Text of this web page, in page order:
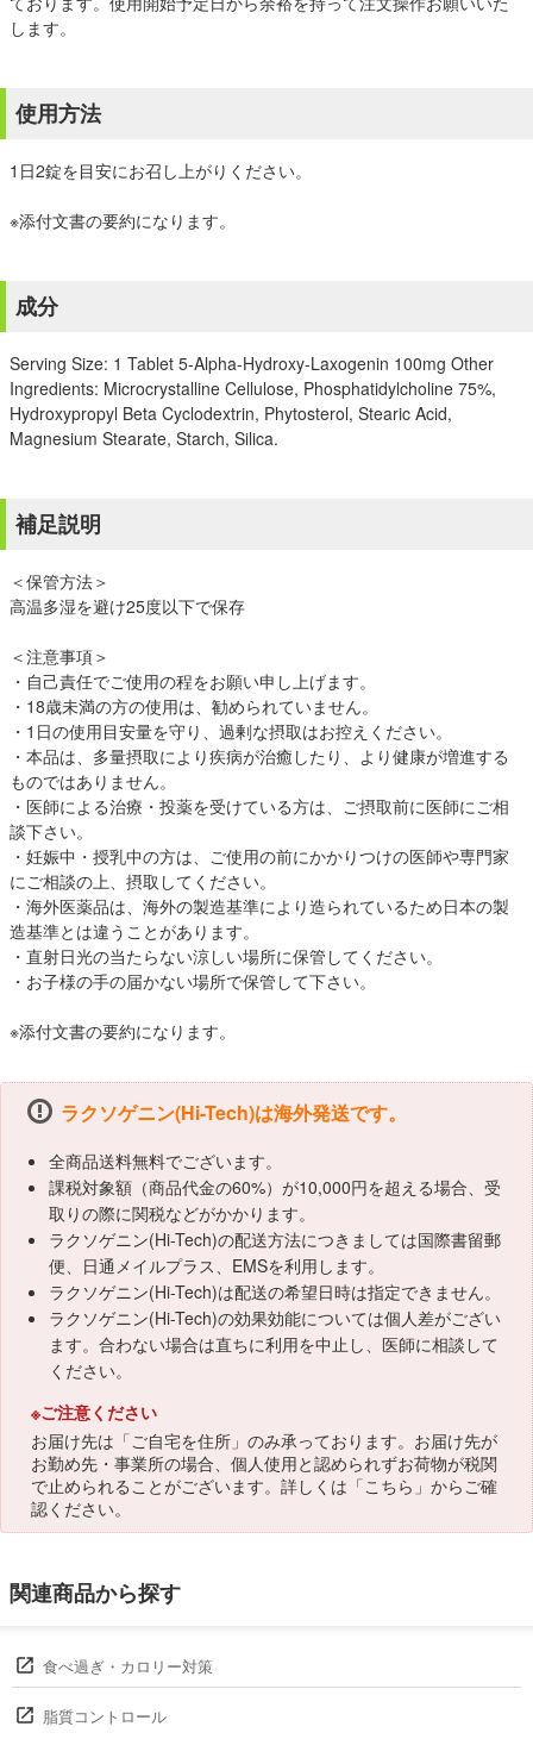
します。
使用方法
1日2錠を目安にお召し上がりください。
※添付文書の要約になります。
成分
Serving Size: 1 Tablet 5-Alpha-Hydroxy-Laxogenin 100mg Other
Ingredients: Microcrystalline Cellulose, Phosphatidylcholine 75%,
Hydroxypropyl Beta Cyclodextrin, Phytosterol, Stearic Acid,
Magnesium Stearate, Starch, Silica.
補足説明
＜保管方法＞
高温多湿を避け25度以下で保存
＜注意事項＞
・自己責任でご使用の程をお願い申し上げます。
・18歳未満の方の使用は、勧められていません。
・1日の使用目安量を守り、過剰な摂取はお控えください。
・本品は、多量摂取により疾病が治癒したり、より健康が増進する
ものではありません。
・医師による治療・投薬を受けている方は、ご摂取前に医師にご相
談下さい。
・妊娠中・授乳中の方は、ご使用の前にかかりつけの医師や専門家
にご相談の上、摂取してください。
・海外医薬品は、海外の製造基準により造られているため日本の製
造基準とは違うことがあります。
・直射日光の当たらない涼しい場所に保管してください。
・お子様の手の届かない場所で保管して下さい。
※添付文書の要約になります。
ラクソゲニン(Hi-Tech)は海外発送です。
全商品送料無料でございます。
課税対象額（商品代金の60%）が10,000円を超える場合、受
取りの際に関税などがかかります。
ラクソゲニン(Hi-Tech)の配送方法につきましては国際書留郵
便、日通メイルプラス、EMSを利用します。
ラクソゲニン(Hi-Tech)は配送の希望日時は指定できません。
ラクソゲニン(Hi-Tech)の効果効能については個人差がござい
ます。合わない場合は直ちに利用を中止し、医師に相談して
ください。
※ご注意ください
お届け先は「ご自宅を住所」のみ承っております。お届け先が
お勤め先・事業所の場合、個人使用と認められずお荷物が税関
で止められることがございます。詳しくは「こちら 」からご確
認ください。
関連商品から探す
食べ過ぎ・カロリー対策
脂質コントロール